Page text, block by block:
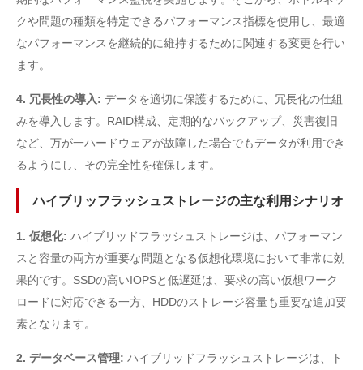
クや問題の種類を特定できるパフォーマンス指標を使用し、最適
なパフォーマンスを継続的に維持するために関連する変更を行い
ます。
4. 冗長性の導入: データを適切に保護するために、冗長化の仕組
みを導入します。RAID構成、定期的なバックアップ、災害復旧
など、万が一ハードウェアが故障した場合でもデータが利用でき
るようにし、その完全性を確保します。
ハイブリッフラッシュストレージの主な利用シナリオ
1. 仮想化: ハイブリッドフラッシュストレージは、パフォーマン
スと容量の両方が重要な問題となる仮想化環境において非常に効
果的です。SSDの高いIOPSと低遅延は、要求の高い仮想ワーク
ロードに対応できる一方、HDDのストレージ容量も重要な追加要
素となります。
2. データベース管理: ハイブリッドフラッシュストレージは、ト